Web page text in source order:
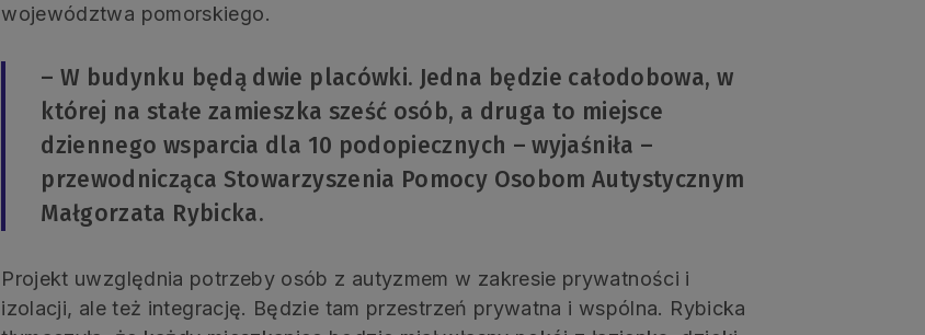
województwa pomorskiego.
– W budynku będą dwie placówki. Jedna będzie całodobowa, w
której na stałe zamieszka sześć osób, a druga to miejsce
dziennego wsparcia dla 10 podopiecznych – wyjaśniła –
przewodnicząca Stowarzyszenia Pomocy Osobom Autystycznym
Małgorzata Rybicka.
Projekt uwzględnia potrzeby osób z autyzmem w zakresie prywatności i
izolacji, ale też integrację. Będzie tam przestrzeń prywatna i wspólna. Rybicka